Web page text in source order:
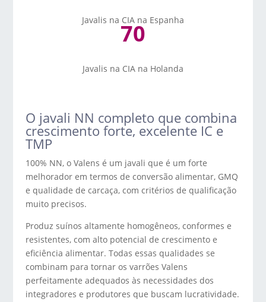
Javalis na CIA na Espanha
70
Javalis na CIA na Holanda
O javali NN completo que combina
crescimento forte, excelente IC e
TMP
100% NN, o Valens é um javali que é um forte
melhorador em termos de conversão alimentar, GMQ
e qualidade de carcaça, com critérios de qualificação
muito precisos.
Produz suínos altamente homogêneos, conformes e
resistentes, com alto potencial de crescimento e
eficiência alimentar. Todas essas qualidades se
combinam para tornar os varrões Valens
perfeitamente adequados às necessidades dos
integradores e produtores que buscam lucratividade.